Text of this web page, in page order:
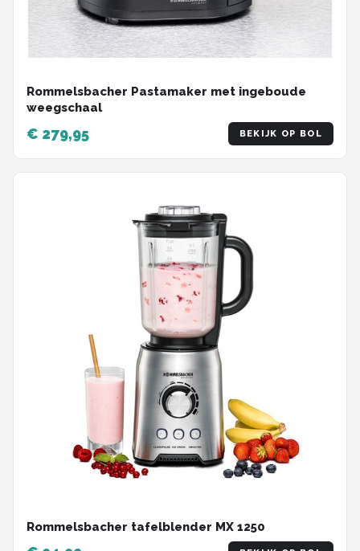
Rommelsbacher Pastamaker met ingeboude
weegschaal
€ 279,95 BEKIJK OP BOL
Rommelsbacher tafelblender MX 1250